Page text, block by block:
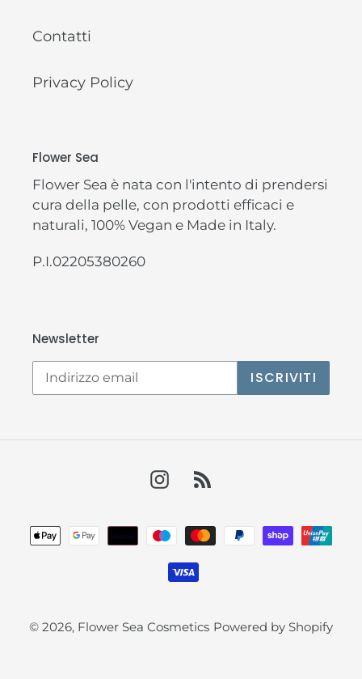
Contatti
Privacy Policy
Flower Sea
Flower Sea è nata con l'intento di prendersi
cura della pelle, con prodotti efficaci e
naturali, 100% Vegan e Made in Italy.
P.I.02205380260
Newsletter
ISCRIVITI
Instagram
Metodi
di
pagamento
© 2026, Flower Sea Cosmetics Powered by Shopify